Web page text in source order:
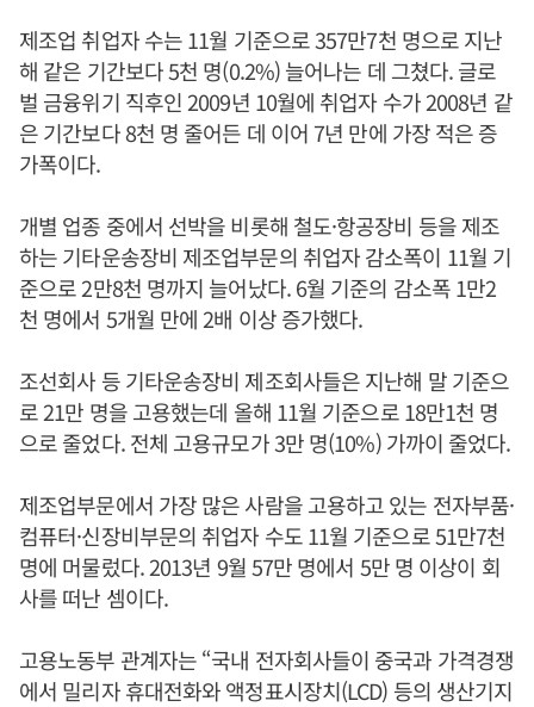
제조업 취업자 수는 11월 기준으로 357만7천 명으로 지난
해 같은 기간보다 5천 명(0.2%) 늘어나는 데 그쳤다. 글로
벌 금융위기 직후인 2009년 10월에 취업자 수가 2008년 같
은 기간보다 8천 명 줄어든 데 이어 7년 만에 가장 적은 증
가폭이다.
개별 업종 중에서 선박을 비롯해 철도·항공장비 등을 제조
하는 기타운송장비 제조업부문의 취업자 감소폭이 11월 기
준으로 2만8천 명까지 늘어났다. 6월 기준의 감소폭 1만2
천 명에서 5개월 만에 2배 이상 증가했다.
조선회사 등 기타운송장비 제조회사들은 지난해 말 기준으
로 21만 명을 고용했는데 올해 11월 기준으로 18만1천 명
으로 줄었다. 전체 고용규모가 3만 명(10%) 가까이 줄었다.
제조업부문에서 가장 많은 사람을 고용하고 있는 전자부품·
컴퓨터·신장비부문의 취업자 수도 11월 기준으로 51만7천
명에 머물렀다. 2013년 9월 57만 명에서 5만 명 이상이 회
사를 떠난 셈이다.
고용노동부 관계자는 “국내 전자회사들이 중국과 가격경쟁
에서 밀리자 휴대전화와 액정표시장치(LCD) 등의 생산기지